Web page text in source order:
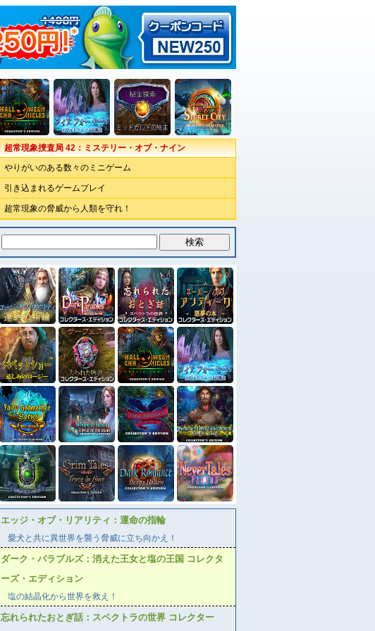
超常現象捜査局 42：ミステリー・オブ・ナイン
やりがいのある数々のミニゲーム
引き込まれるゲームプレイ
超常現象の脅威から人類を守れ！
エッジ・オブ・リアリティ：運命の指輪
愛犬と共に異世界を襲う脅威に立ち向かえ！
ダーク・パラブルズ：消えた王女と塩の王国 コレクタ
ーズ・エディション
塩の結晶化から世界を救え！
忘れられたおとぎ話：スペクトラの世界 コレクター